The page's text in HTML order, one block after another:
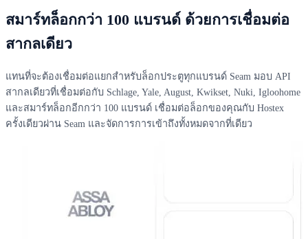
สมาร์ทล็อกกว่า 100 แบรนด์ ด้วยการเชื่อมต่อ
สากลเดียว
แทนที่จะต้องเชื่อมต่อแยกสำหรับล็อกประตูทุกแบรนด์ Seam มอบ API
สากลเดียวที่เชื่อมต่อกับ Schlage, Yale, August, Kwikset, Nuki, Igloohome
และสมาร์ทล็อกอีกกว่า 100 แบรนด์ เชื่อมต่อล็อกของคุณกับ Hostex
ครั้งเดียวผ่าน Seam และจัดการการเข้าถึงทั้งหมดจากที่เดียว